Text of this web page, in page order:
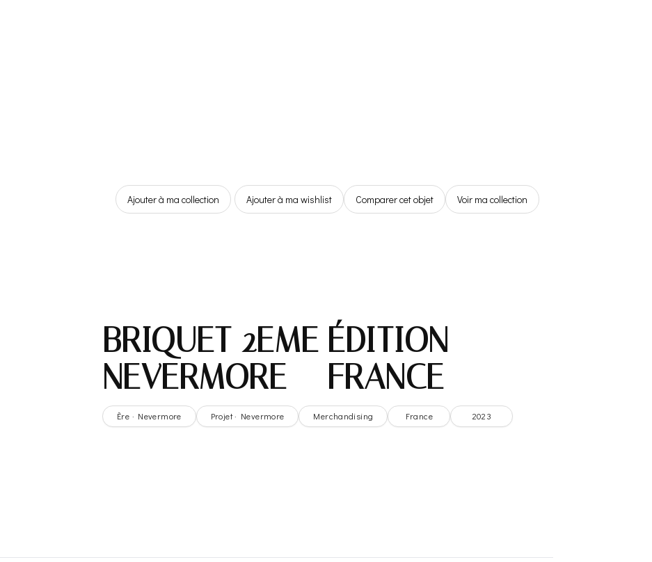
Ajouter à ma collection Ajouter à ma wishlist Comparer cet objet Voir ma collection
BRIQUET 2EME ÉDITION –
NEVERMORE – FRANCE
Ère · Nevermore Projet · Nevermore Merchandising France 2023